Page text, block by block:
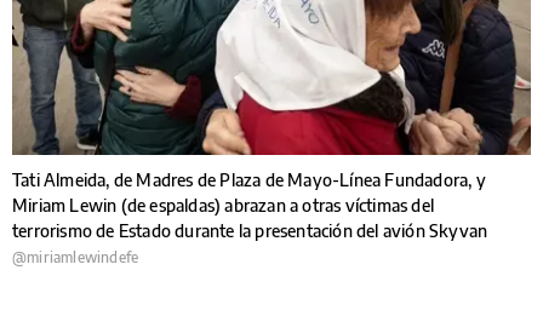
Tati Almeida, de Madres de Plaza de Mayo-Línea Fundadora, y
Miriam Lewin (de espaldas) abrazan a otras víctimas del
terrorismo de Estado durante la presentación del avión Skyvan
@miriamlewindefe